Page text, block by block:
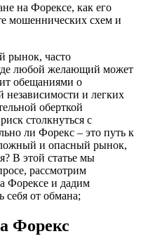
на Форексе, как его
мошеннических схем и
рынок, часто
где любой желающий может
обещаниями о
и легких
оберткой
столкнуться с
ли Форекс – это путь к
и опасный рынок,
В этой статье мы
рассмотрим
Форексе и дадим
себя от обмана;
Форекс